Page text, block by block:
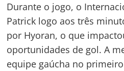
Durante o jogo, o
Patrick logo aos três
por Hyoran, o que
oportunidades de gol. A
equipe gaúcha no